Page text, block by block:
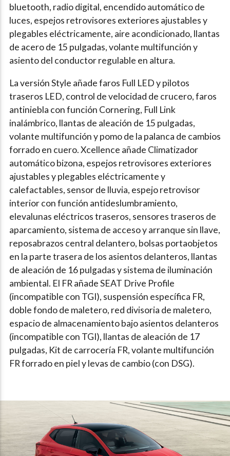
bluetooth, radio digital, encendido automático de
luces, espejos retrovisores exteriores ajustables y
plegables eléctricamente, aire acondicionado, llantas
de acero de 15 pulgadas, volante multifunción y
asiento del conductor regulable en altura.
La versión Style añade faros Full LED y pilotos
traseros LED, control de velocidad de crucero, faros
antiniebla con función Cornering, Full Link
inalámbrico, llantas de aleación de 15 pulgadas,
volante multifunción y pomo de la palanca de cambios
forrado en cuero. Xcellence añade Climatizador
automático bizona, espejos retrovisores exteriores
ajustables y plegables eléctricamente y
calefactables, sensor de lluvia, espejo retrovisor
interior con función antideslumbramiento,
elevalunas eléctricos traseros, sensores traseros de
aparcamiento, sistema de acceso y arranque sin llave,
reposabrazos central delantero, bolsas portaobjetos
en la parte trasera de los asientos delanteros, llantas
de aleación de 16 pulgadas y sistema de iluminación
ambiental. El FR añade SEAT Drive Profile
(incompatible con TGI), suspensión específica FR,
doble fondo de maletero, red divisoria de maletero,
espacio de almacenamiento bajo asientos delanteros
(incompatible con TGI), llantas de aleación de 17
pulgadas, Kit de carrocería FR, volante multifunción
FR forrado en piel y levas de cambio (con DSG).